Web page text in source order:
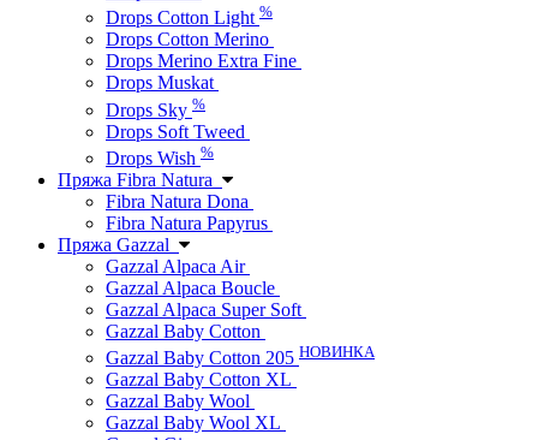
Drops Cotton Light %
Drops Cotton Merino
Drops Merino Extra Fine
Drops Muskat
Drops Sky %
Drops Soft Tweed
Drops Wish %
Пряжа Fibra Natura
Fibra Natura Dona
Fibra Natura Papyrus
Пряжа Gazzal
Gazzal Alpaca Air
Gazzal Alpaca Boucle
Gazzal Alpaca Super Soft
Gazzal Baby Cotton
Gazzal Baby Cotton 205 НОВИНКА
Gazzal Baby Cotton XL
Gazzal Baby Wool
Gazzal Baby Wool XL